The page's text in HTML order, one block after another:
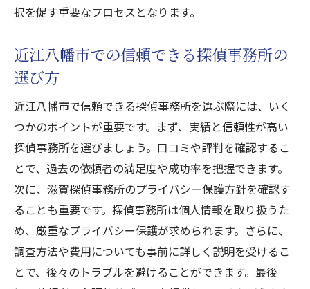
安心して相談できる環境作り
近江八幡市で提供する安心の浮気調査
探偵事務所のサポート力を活かす方法
浮気調査を依頼するなら滋賀探偵事務所近江八
幡市での実績
過去の実績と成功事例
実績のある探偵事務所の選び方
近江八幡市での浮気調査成功事例
探偵事務所の実績を見極めるポイント
実績が示す信頼性
択を促す重要なプロセスとなります。
近江八幡市での信頼できる探偵事務所の
選び方
近江八幡市で信頼できる探偵事務所を選ぶ際には、いく
つかのポイントが重要です。まず、実績と信頼性が高い
探偵事務所を選びましょう。口コミや評判を確認するこ
とで、過去の依頼者の満足度や成功率を把握できます。
次に、滋賀探偵事務所のプライバシー保護方針を確認す
ることも重要です。探偵事務所は個人情報を取り扱うた
め、厳重なプライバシー保護が求められます。さらに、
調査方法や費用についても事前に詳しく説明を受けるこ
とで、後々のトラブルを避けることができます。最後